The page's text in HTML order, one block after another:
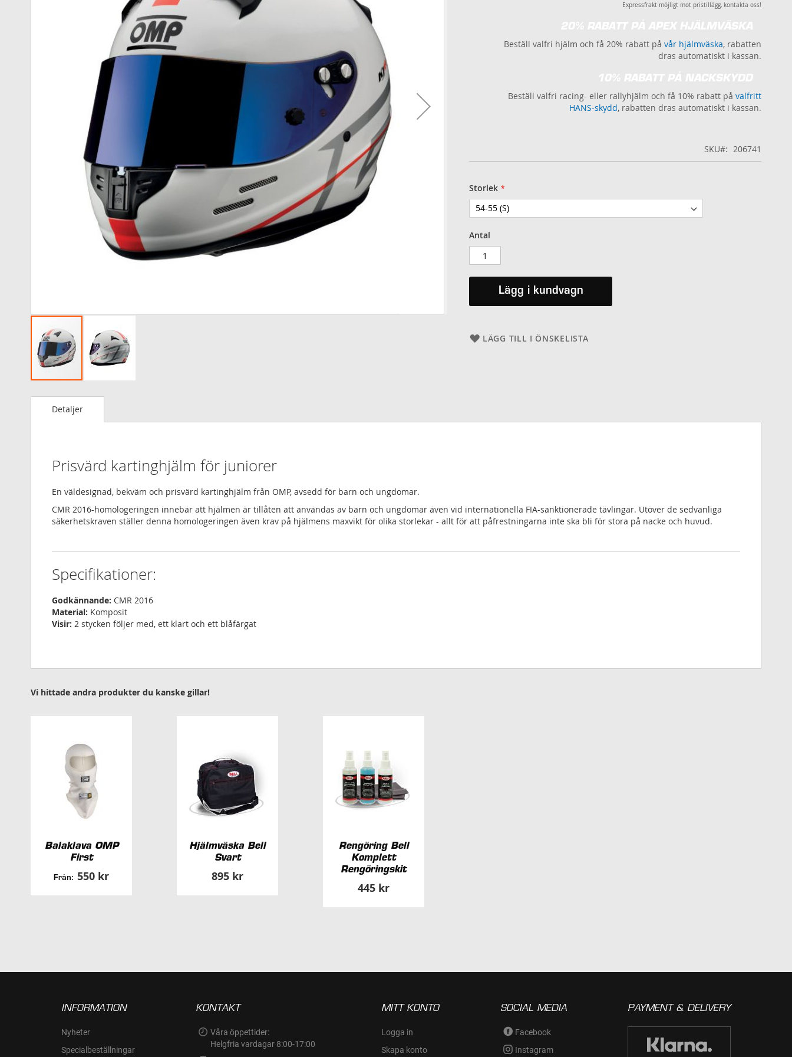
Expressfrakt möjligt mot pristillägg, kontakta oss!
Beställ valfri hjälm och få 20% rabatt på vår hjälmväska, rabatten
dras automatiskt i kassan.
Beställ valfri racing- eller rallyhjälm och få 10% rabatt på valfritt
HANS-skydd, rabatten dras automatiskt i kassan.
SKU 206741
Storlek
Antal
Lägg i kundvagn
LÄGG TILL I ÖNSKELISTA
till
börjanDetaljer
Prisvärd kartinghjälm för juniorer
En väldesignad, bekväm och prisvärd kartinghjälm från OMP, avsedd för barn och ungdomar.
CMR 2016-homologeringen innebär att hjälmen är tillåten att användas av barn och ungdomar även vid internationella FIA-sanktionerade tävlingar. Utöver de sedvanliga
säkerhetskraven ställer denna homologeringen även krav på hjälmens maxvikt för olika storlekar - allt för att påfrestningarna inte ska bli för stora på nacke och huvud.
Specifikationer:
Godkännande: CMR 2016
Material: Komposit
Visir: 2 stycken följer med, ett klart och ett blåfärgat
Vi hittade andra produkter du kanske gillar!
Balaklava OMP
First
Från: 550 kr
Hjälmväska Bell
Svart
895 kr
Rengöring Bell
Komplett
Rengöringskit
445 kr
INFORMATION
Nyheter
Specialbeställningar
KONTAKT
Våra öppettider:
Helgfria vardagar 8:00-17:00
MITT KONTO
Logga in
Skapa konto
SOCIAL MEDIA
Facebook
Instagram
PAYMENT & DELIVERY